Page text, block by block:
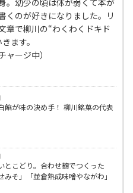
。幼少の頃は体が弱くて本が
くのが好きになりました。リ
章で柳川の“わくわくドキド
ます。
ャージ中）
餡が味の決め手！ 柳川銘菓の代表
とこどり。合わせ麹でつくった
みそ」「並倉熟成味噌やながわ」